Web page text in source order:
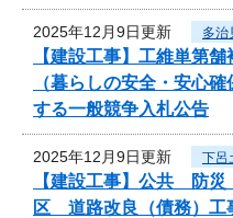
2025年12月9日更新 多治
【建設工事】工維単第
（暮らしの安全・安心
する一般競争入札公告
2025年12月9日更新 下呂
【建設工事】公共 防
区 道路改良（債務）工